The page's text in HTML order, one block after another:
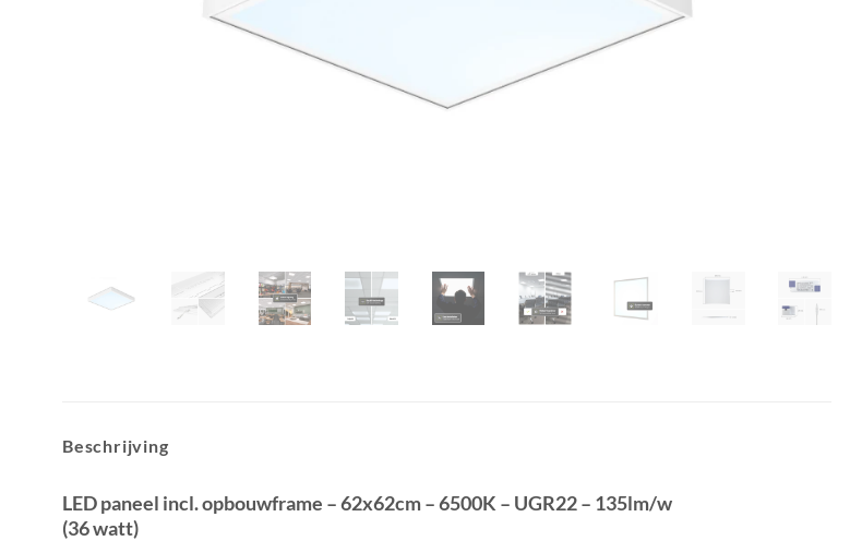
Beschrijving
LED paneel incl. opbouwframe – 62x62cm – 6500K – UGR22 – 135lm/w
(36 watt)